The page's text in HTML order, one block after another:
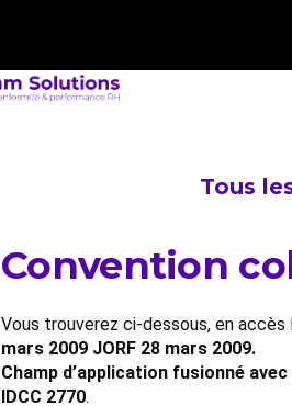
Tous
Convention
Vous trouverez ci-dessous, en accès
mars 2009 JORF 28 mars 2009.
Champ d’application fusionné
IDCC 2770.